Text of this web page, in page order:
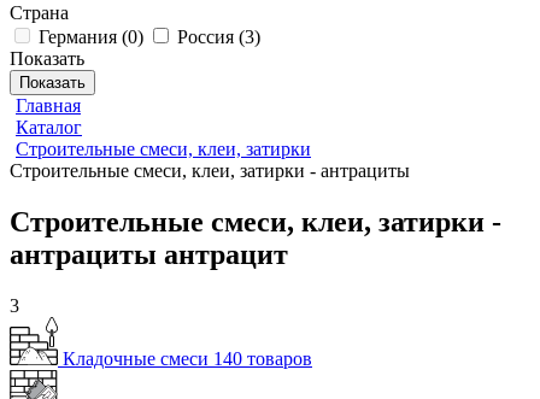
Страна
Германия (0) Россия (3)
Показать
Показать
Главная
Каталог
Строительные смеси, клеи, затирки
Строительные смеси, клеи, затирки - антрациты
Строительные смеси, клеи, затирки -
антрациты антрацит
3
Кладочные смеси 140 товаров